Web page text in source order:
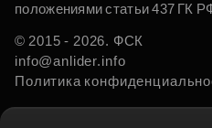
положениями статьи 437 ГК
© 2015 - 2026. ФСК
info@anlider.info
Политика